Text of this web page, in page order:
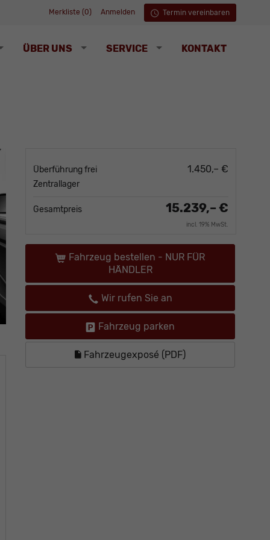
Merkliste (0) Anmelden Termin vereinbaren
ÜBER UNS SERVICE KONTAKT
Überführung frei
Zentrallager
1.450,– €
Gesamtpreis 15.239,– €
incl. 19% MwSt.
Fahrzeug bestellen - NUR FÜR
HÄNDLER
Wir rufen Sie an
Fahrzeug parken
Fahrzeugexposé (PDF)